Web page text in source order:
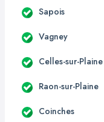
Sapois
Vagney
Celles-sur-Plaine
Raon-sur-Plaine
Coinches